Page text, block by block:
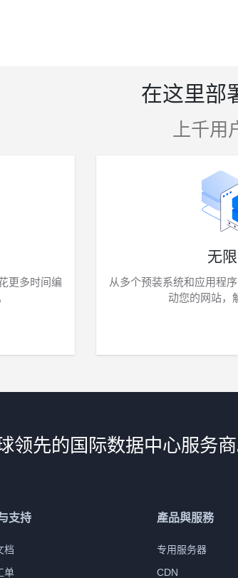
在这里部
上千
更多时间编
无
从多个预装系统和应用程
动您的网站，
领先的国际数据中心服务商
支持
档
单
產品與服務
专用服务器
CDN